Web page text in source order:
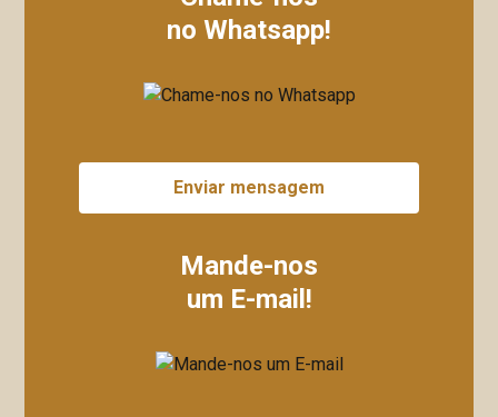
no Whatsapp!
Enviar mensagem
Mande-nos
um E-mail!